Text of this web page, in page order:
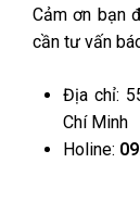
Cảm ơn bạn
cần tư vấn
Địa chỉ:
Chí Minh
Holine: